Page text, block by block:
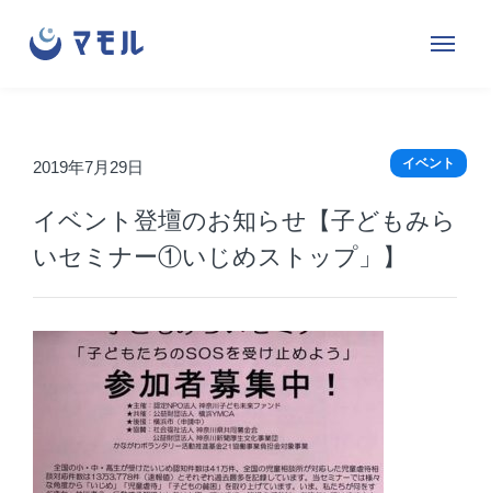
株
マ
ル
サ
メ
ュ
ー
メ
ー
を
閉
る
2019年7月29日
イベント登壇のお知らせ【子どもみら
いセミナー①いじめストップ」】
イベント